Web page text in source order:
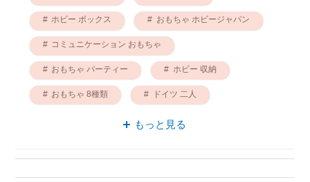
ホビー ボックス おもちゃ ホビージャパン
コミュニケーション おもちゃ
おもちゃ パーティー ホビー 収納
おもちゃ 8種類 ドイツ 二人
もっと見る